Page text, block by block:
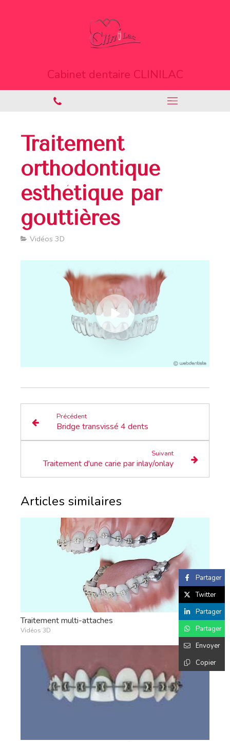
Cabinet dentaire CLINILAC
Traitement
orthodontique
esthétique par
gouttières
Vidéos 3D
Précédent
Bridge transvissé 4 dents
Suivant
Traitement d'une carie par inlay/onlay
Articles similaires
Traitement multi-attaches
Vidéos 3D
Partager
Twitter
Partager
Partager
Envoyer
Copier